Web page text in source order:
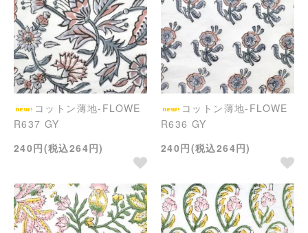
コットン薄地-FLOWE
R637 GY
240円(税込264円)
コットン薄地-FLOWE
R636 GY
240円(税込264円)